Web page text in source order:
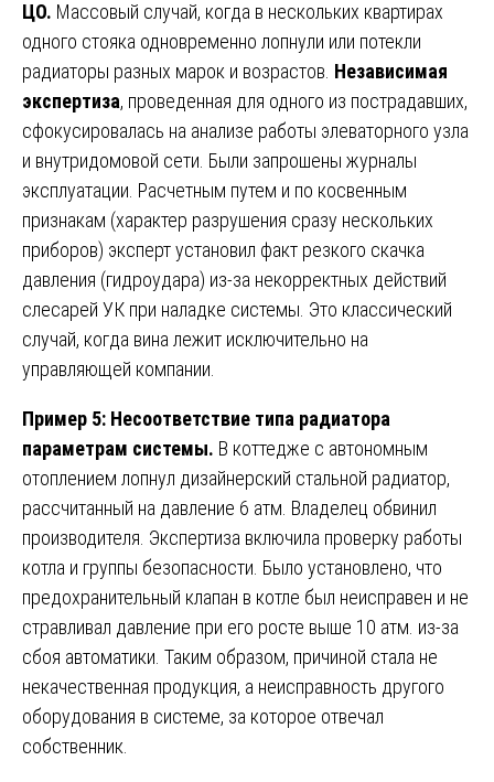
ЦО. Массовый случай, когда в нескольких квартирах
одного стояка одновременно лопнули или потекли
радиаторы разных марок и возрастов. Независимая
экспертиза, проведенная для одного из пострадавших,
сфокусировалась на анализе работы элеваторного узла
и внутридомовой сети. Были запрошены журналы
эксплуатации. Расчетным путем и по косвенным
признакам (характер разрушения сразу нескольких
приборов) эксперт установил факт резкого скачка
давления (гидроудара) из-за некорректных действий
слесарей УК при наладке системы. Это классический
случай, когда вина лежит исключительно на
управляющей компании.
Пример 5: Несоответствие типа радиатора
параметрам системы. В коттедже с автономным
отоплением лопнул дизайнерский стальной радиатор,
рассчитанный на давление 6 атм. Владелец обвинил
производителя. Экспертиза включила проверку работы
котла и группы безопасности. Было установлено, что
предохранительный клапан в котле был неисправен и не
стравливал давление при его росте выше 10 атм. из-за
сбоя автоматики. Таким образом, причиной стала не
некачественная продукция, а неисправность другого
оборудования в системе, за которое отвечал
собственник.